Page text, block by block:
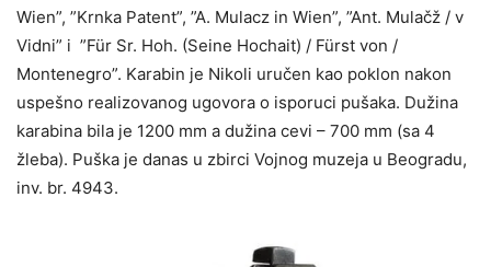
Wien”, ”Krnka Patent”, ”A. Mulacz in Wien”, ”Ant. Mulačž / v
Vidni” i ”Für Sr. Hoh. (Seine Hochait) / Fürst von /
Montenegro”. Karabin je Nikoli uručen kao poklon nakon
uspešno realizovanog ugovora o isporuci pušaka. Dužina
karabina bila je 1200 mm a dužina cevi – 700 mm (sa 4
žleba). Puška je danas u zbirci Vojnog muzeja u Beogradu,
inv. br. 4943.